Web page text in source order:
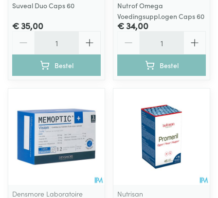
Suveal Duo Caps 60
€ 35,00
Bestel
Nutrof Omega
Voedingsuppl.ogen Caps 60
€ 34,00
Bestel
Densmore Laboratoire
Nutrisan